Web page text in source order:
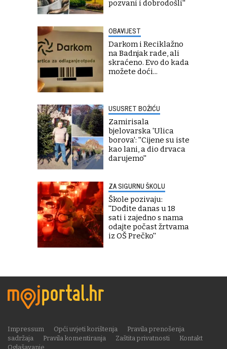
pozvani i dobrodošli''
OBAVIJEST
Darkom i Reciklažno
na Badnjak rade, ali
skraćeno. Evo do kada
možete doći...
USUSRET BOŽIĆU
Zamirisala
bjelovarska 'Ulica
borova': ''Cijene su iste
kao lani, a dio drvaca
darujemo''
ZA SIGURNU ŠKOLU
Škole pozivaju:
''Dođite danas u 18
sati i zajedno s nama
odajte počast žrtvama
iz OŠ Prečko''
Impressum Opći uvjeti korištenja
Pravila prenošenja
sadržaja
Pravila komentiranja Zaštita privatnosti
Kontakt
Oglašavanje